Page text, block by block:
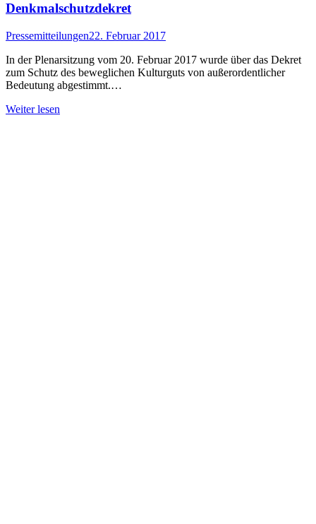
Denkmalschutzdekret
Pressemitteilungen22. Februar 2017
In der Plenarsitzung vom 20. Februar 2017 wurde über das Dekret
zum Schutz des beweglichen Kulturguts von außerordentlicher
Bedeutung abgestimmt.…
Weiter lesen